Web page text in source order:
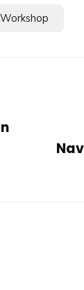
Workshop